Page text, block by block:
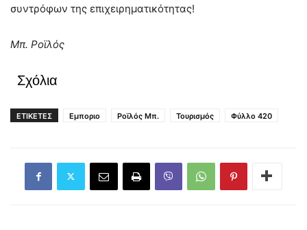
συντρόφων της επιχειρηματικότητας!
Μπ. Ροϊλός
Σχόλια
ΕΤΙΚΕΤΕΣ Εμποριο Ροϊλός Μπ. Τουρισμός Φύλλο 420